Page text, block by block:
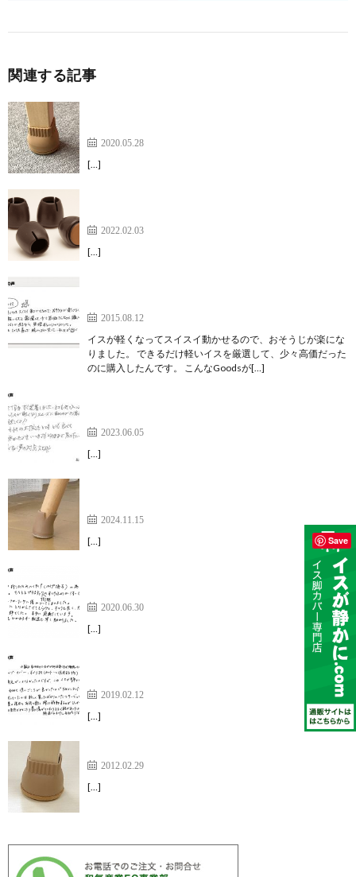
関連する記事
2020.05.28
[…]
2022.02.03
[…]
2015.08.12
イスが軽くなってスイスイ動かせるので、おそうじが楽にな
りました。 できるだけ軽いイスを厳選して、少々高価だった
のに購入したんです。 こんなGoodsが[…]
2023.06.05
[…]
2024.11.15
[…]
すべりも良く、座った時の安定感も抜群でした。
2020.06.30
[…]
一般的なキャップ・カバー、すべり材などではどう
2019.02.12
[…]
2012.02.29
[…]
Save